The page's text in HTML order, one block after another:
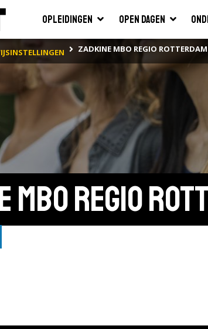
Opleidingen Open dagen
ZADKINE MBO REGIO ROTTERDAM
mbo regio